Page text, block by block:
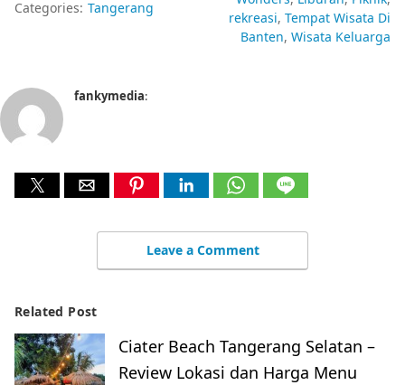
Categories: Tangerang
rekreasi Tempat Wisata Di
Banten Wisata Keluarga
fankymedia:
Leave a Comment
Related Post
Ciater Beach Tangerang Selatan –
Review Lokasi dan Harga Menu